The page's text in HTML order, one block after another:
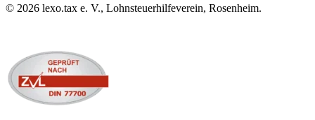
© 2026 lexo.tax e. V., Lohnsteuerhilfeverein, Rosenheim.